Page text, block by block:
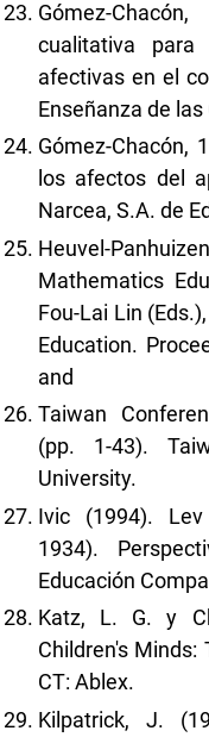
Gómez-
cualitativa
afectivas en el
Enseñanza de
Gómez-Chacón,
los afectos del
Narcea, S.A. de
Heuvel-
Mathematics
Fou-Lai Lin
Education.
and
Taiwan
(pp. 1-43).
University.
Ivic (1994). Lev
1934).
Educación
Katz, L. G. y
Children's
CT: Ablex.
Kilpatrick, J.